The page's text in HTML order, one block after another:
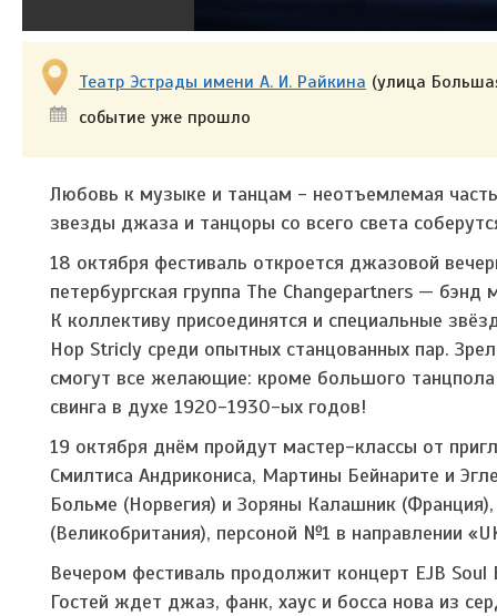
Театр Эстрады имени А. И. Райкина (улица
событие уже прошло
Любовь к музыке и танцам - неотъемлемая
звезды джаза и танцоры со всего света
18 октября фестиваль откроется джазовой
петербургская группа The Changepartners —
К коллективу присоединятся и специальные
Hop Stricly среди опытных станцованных пар.
смогут все желающие: кроме большого танцпола
свинга в духе 1920-1930-ых годов!
19 октября днём пройдут мастер-классы от
Смилтиса Андрикониса, Мартины Бейнарите и
Больме (Норвегия) и Зоряны Калашник
(Великобритания), персоной №1 в направлении
Вечером фестиваль продолжит концерт EJB
Гостей ждет джаз, фанк, хаус и босса нова из